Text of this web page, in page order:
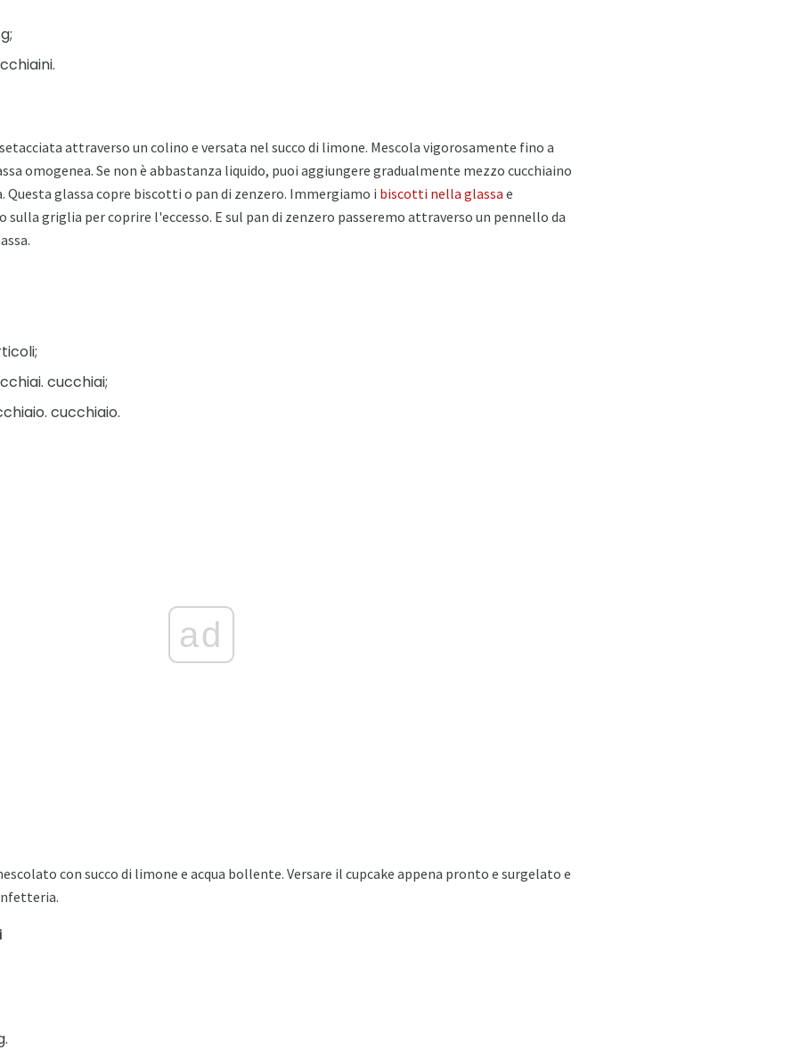
attraverso un colino e versata nel succo di limone. Mescola vigorosamente fino a
omogenea. Se non è abbastanza liquido, puoi aggiungere gradualmente mezzo cucchiaino
Questa glassa copre biscotti o pan di zenzero. Immergiamo i biscotti nella glassa e
griglia per coprire l'eccesso. E sul pan di zenzero passeremo attraverso un pennello da
cucchiai;
cucchiaio.
ad
con succo di limone e acqua bollente. Versare il cupcake appena pronto e surgelato e